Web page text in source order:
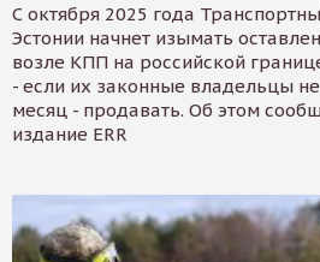
С октября 2025 года
Эстонии начнет изымать
возле КПП на российской
- если их законные владельцы не
месяц - продавать. Об этом
издание ERR